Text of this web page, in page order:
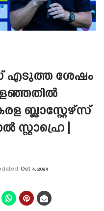
എടുത്ത ശേഷം
ബ്ലാസ്റ്റേഴ്‌സ്
|
Oct 4, 2024